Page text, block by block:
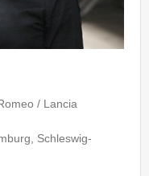
/ Lancia
Schleswig-